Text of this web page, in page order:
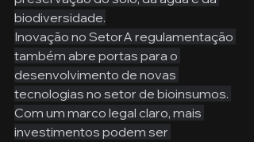
biodiversidade.
Inovação no SetorA regulamentação
também abre portas para o
desenvolvimento de novas
tecnologias no setor de bioinsumos.
Com um marco legal claro, mais
investimentos podem ser